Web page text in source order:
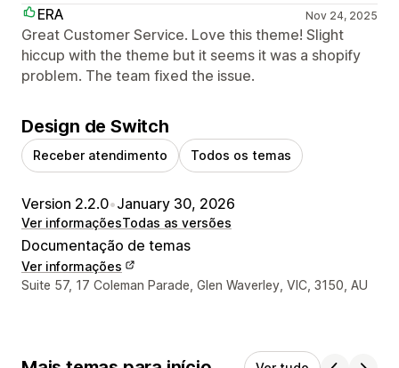
ERA
Nov 24, 2025
Great Customer Service. Love this theme! Slight
hiccup with the theme but it seems it was a shopify
problem. The team fixed the issue.
Design de Switch
Receber atendimento Todos os temas
Version 2.2.0•January 30, 2026
Ver informaçõesTodas as versões
Documentação de temas
Ver informações
Informações de contato do designer
Suite 57, 17 Coleman Parade, Glen Waverley, VIC, 3150, AU